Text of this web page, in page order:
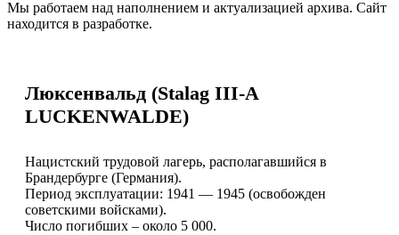
Мы работаем над наполнением и актуализацией архива. Сайт
находится в разработке.
Люксенвальд (Stalag III-A
LUCKENWALDE)
Нацистский трудовой лагерь, располагавшийся в
Брандербурге (Германия).
Период эксплуатации: 1941 — 1945 (освобожден
советскими войсками).
Число погибших – около 5 000.